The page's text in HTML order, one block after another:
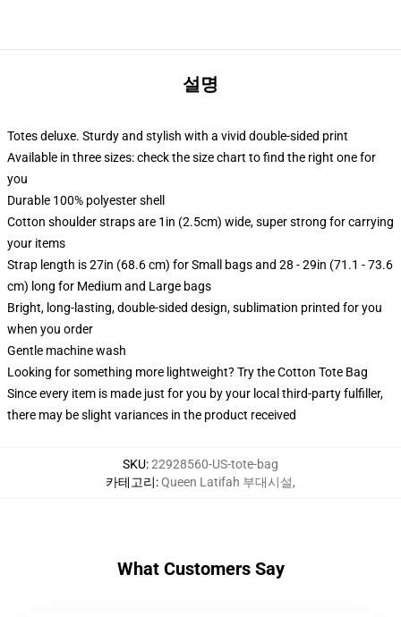
설명
Totes deluxe. Sturdy and stylish with a vivid double-sided print
Available in three sizes: check the size chart to find the right one for
you
Durable 100% polyester shell
Cotton shoulder straps are 1in (2.5cm) wide, super strong for carrying
your items
Strap length is 27in (68.6 cm) for Small bags and 28 - 29in (71.1 - 73.6
cm) long for Medium and Large bags
Bright, long-lasting, double-sided design, sublimation printed for you
when you order
Gentle machine wash
Looking for something more lightweight? Try the Cotton Tote Bag
Since every item is made just for you by your local third-party fulfiller,
there may be slight variances in the product received
SKU:22928560-US-tote-bag
카테고리:Queen Latifah 부대시설,
What Customers Say